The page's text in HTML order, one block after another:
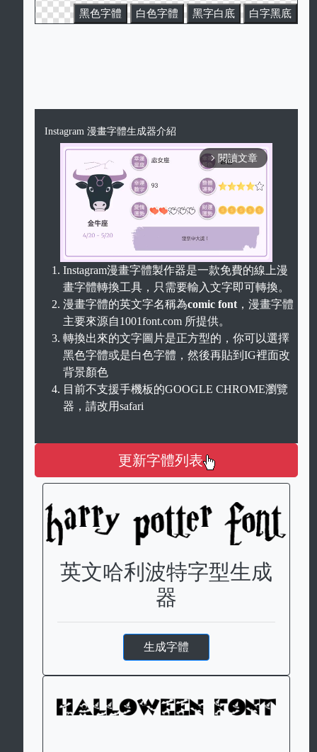
黑色字體 白色字體 黑字白底 白字黑底
Instagram 漫畫字體生成器介紹
arrow_forward_ios 閱讀文章
Unmute
Instagram漫畫字體製作器是一款免費的線上漫
畫字體轉換工具，只需要輸入文字即可轉換。
漫畫字體的英文字名稱為comic font ，漫畫字體
主要來源自1001font.com 所提供。
轉換出來的文字圖片是正方型的，你可以選擇
黑色字體或是白色字體，然後再貼到IG裡面改
背景顏色
目前不支援手機板的GOOGLE CHROME瀏覽
器，請改用safari
更新字體列表
英文哈利波特字型生成
器
生成字體